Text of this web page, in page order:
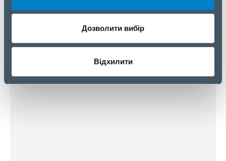
Дозволити вибір
Відхилити
Коментар або питання